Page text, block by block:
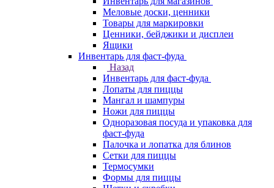
Меловые доски, ценники
Товары для маркировки
Ценники, бейджики и дисплеи
Ящики
Инвентарь для фаст-фуда
Назад
Инвентарь для фаст-фуда
Лопаты для пиццы
Мангал и шампуры
Ножи для пиццы
Одноразовая посуда и упаковка для
фаст-фуда
Палочка и лопатка для блинов
Сетки для пиццы
Термосумки
Формы для пиццы